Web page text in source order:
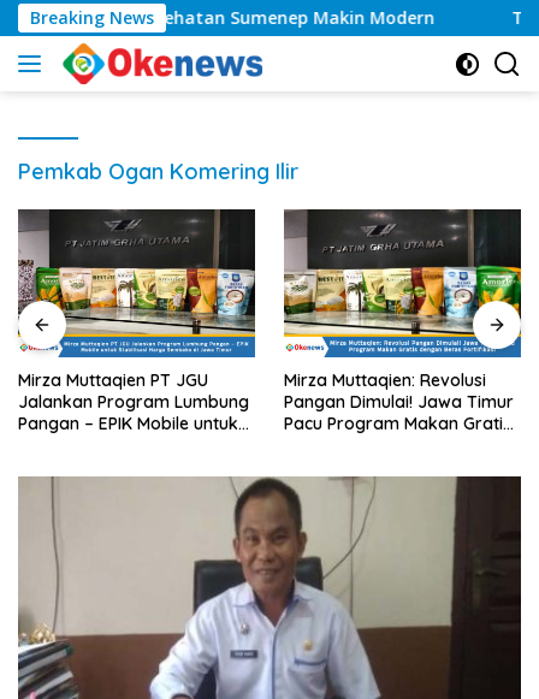
Langsung
ke
konten
Breaking News
Layanan Kesehatan Sumenep Makin Modern
Pemkab Ogan Komering Ilir
Mirza Muttaqien PT JGU
Jalankan Program Lumbung
Pangan – EPIK Mobile untuk
Mirza Muttaqien: Revolusi
Pangan Dimulai! Jawa Timur
Pacu Program Makan Gratis